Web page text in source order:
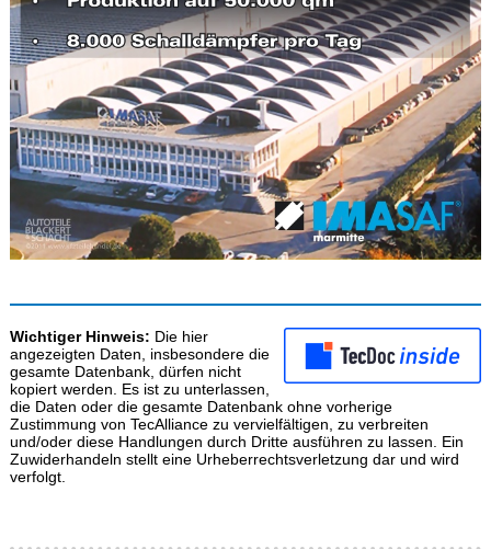
Wichtiger Hinweis: Die hier
angezeigten Daten, insbesondere die
gesamte Datenbank, dürfen nicht
kopiert werden. Es ist zu unterlassen,
die Daten oder die gesamte Datenbank ohne vorherige
Zustimmung von TecAlliance zu vervielfältigen, zu verbreiten
und/oder diese Handlungen durch Dritte ausführen zu lassen. Ein
Zuwiderhandeln stellt eine Urheberrechtsverletzung dar und wird
verfolgt.